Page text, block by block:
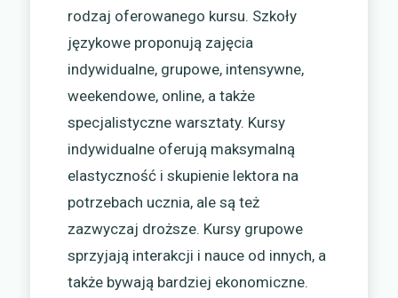
rodzaj oferowanego kursu. Szkoły
językowe proponują zajęcia
indywidualne, grupowe, intensywne,
weekendowe, online, a także
specjalistyczne warsztaty. Kursy
indywidualne oferują maksymalną
elastyczność i skupienie lektora na
potrzebach ucznia, ale są też
zazwyczaj droższe. Kursy grupowe
sprzyjają interakcji i nauce od innych, a
także bywają bardziej ekonomiczne.